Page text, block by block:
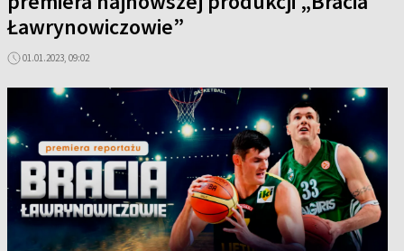
Ławrynowiczowie”
01.01.2023, 09:02